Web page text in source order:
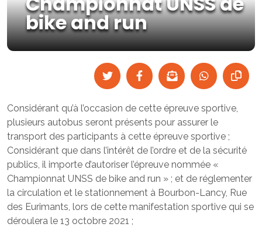
bike and run
Considérant qu’à l’occasion de cette épreuve sportive,
plusieurs autobus seront présents pour assurer le
transport des participants à cette épreuve sportive ;
Considérant que dans l’intérêt de l’ordre et de la sécurité
publics, il importe d’autoriser l’épreuve nommée «
Championnat UNSS de bike and run » ; et de réglementer
la circulation et le stationnement à Bourbon-Lancy, Rue
des Eurimants, lors de cette manifestation sportive qui se
déroulera le 13 octobre 2021 ;